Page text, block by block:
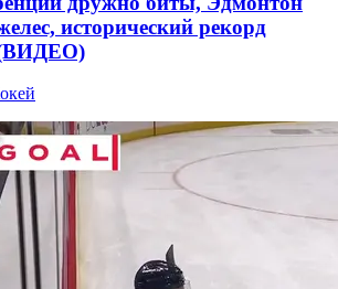
исторический рекорд